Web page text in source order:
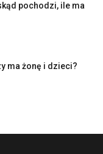
pochodzi, ile ma
ma żonę i dzieci?